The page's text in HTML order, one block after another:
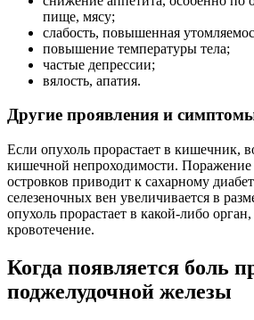
пище, мясу;
слабость, повышенная
повышение температуры тела;
частые депрессии;
вялость, апатия.
Другие проявления и
Если опухоль прорастает в кишечник,
кишечной непроходимости.
островков приводит к сахарному
селезеночных вен увеличивается в
опухоль прорастает в какой-либо
кровотечение.
Когда появляется боль
поджелудочной железы